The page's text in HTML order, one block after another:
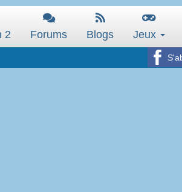
2 Forums Blogs Jeux